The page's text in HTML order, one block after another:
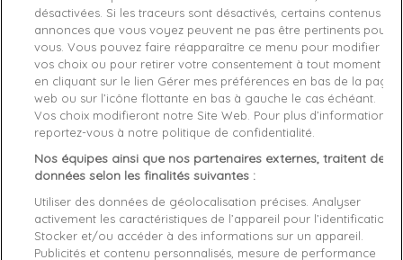
Matière cuir
Conseil Taille Prenez votre taille habituelle
Genre Garçon
Fermeture Lacets
Rayon Chaussure
Démarque 50 %
Semelle
Synthétique
désactivées. Si les traceurs sont désactivés, certains contenus et
annonces que vous voyez peuvent ne pas être pertinents pour
vous. Vous pouvez faire réapparaître ce menu pour modifier
vos choix ou pour retirer votre consentement à tout moment
en cliquant sur le lien Gérer mes préférences en bas de la page
web ou sur l’icône flottante en bas à gauche le cas échéant.
Vos choix modifieront notre Site Web. Pour plus d’informations,
reportez-vous à notre politique de confidentialité.
Nos équipes ainsi que nos partenaires externes, traitent des
données selon les finalités suivantes :
Utiliser des données de géolocalisation précises. Analyser
activement les caractéristiques de l’appareil pour l’identification.
Stocker et/ou accéder à des informations sur un appareil.
Publicités et contenu personnalisés, mesure de performance